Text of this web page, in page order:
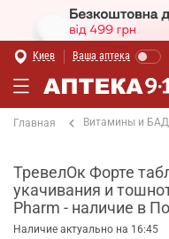
Киев Ваша аптека
Главная Витамины и
ТревелОк Форте
укачивания и
Pharm - наличие в
Наличие актуально на 16:45